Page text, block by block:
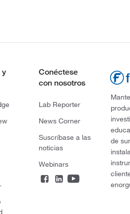
y
Conéctese
con nosotros
Lab Reporter
News Corner
Suscríbase a las
noticias
Webinars
de